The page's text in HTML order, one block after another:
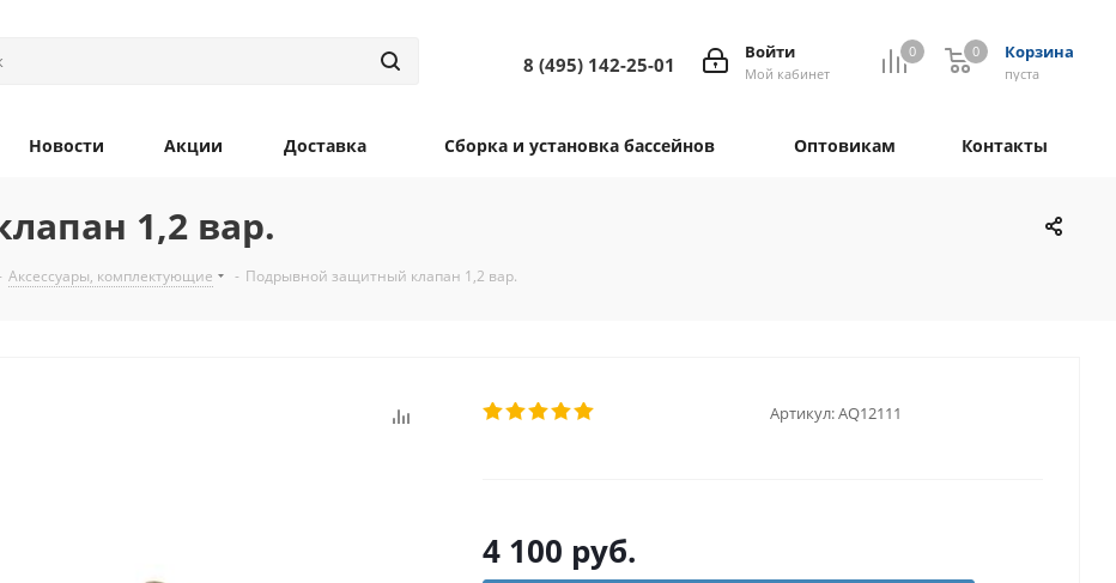
0 Корзина
пуста
0
Войти
Мой кабинет
8 (495) 142-25-01
Новости Акции Доставка Сборка и установка бассейнов Оптовикам Контакты
1,2 вар.
Аксессуары, комплектующие - Подрывной защитный клапан 1,2 вар.
Артикул:AQ12111
4 100 руб.